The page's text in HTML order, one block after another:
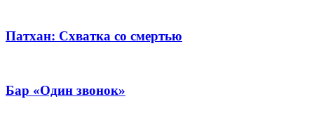
Патхан: Схватка со смертью
Бар «Один звонок»